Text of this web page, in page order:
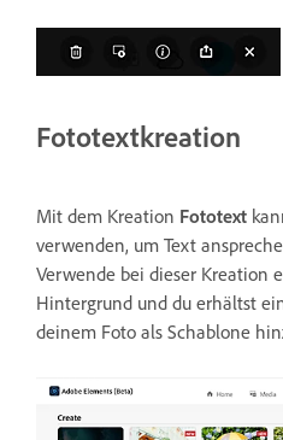
Fototextkreation
Mit dem Kreation Fototext
verwenden, um Text
Verwende bei dieser Kreation
Hintergrund und du erhältst
deinem Foto als Schablone